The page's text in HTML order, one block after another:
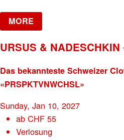
MORE
URSUS & NADESCHKIN
Das bekannteste Schweizer
«PRSPKTVNWCHSL»
Sunday, Jan 10, 2027
abCHF 55
Verlosung